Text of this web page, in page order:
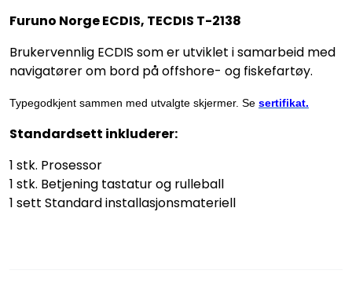
Furuno Norge ECDIS, TECDIS T-2138
Brukervennlig ECDIS som er utviklet i samarbeid med
navigatører om bord på offshore- og fiskefartøy.
Typegodkjent sammen med utvalgte skjermer. Se sertifikat.
Standardsett inkluderer:
1 stk. Prosessor
1 stk. Betjening tastatur og rulleball
1 sett Standard installasjonsmateriell